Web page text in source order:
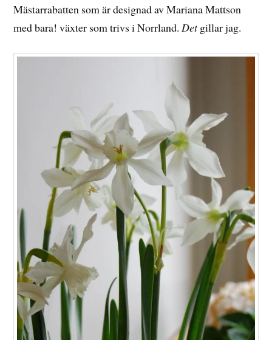
Mästarrabatten som är designad av Mariana Mattson
med bara! växter som trivs i Norrland.Detgillar jag.